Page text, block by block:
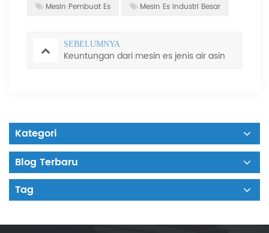
Mesin Pembuat Es
Mesin Es Industri Besar
SEBELUMNYA
Keuntungan dari mesin es jenis air asin
Kategori
Blog Terbaru
Tag